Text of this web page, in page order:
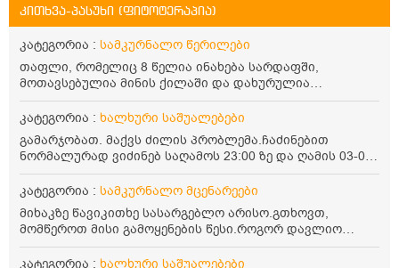
კითხვა-პასუხი (ფიტოტერაპია)
კატეგორია : სამკურნალო წერილები
თაფლი, რომელიც 8 წელია ინახება სარდაფში,
მოთავსებულია მინის ქილაში და დახურულია
პლასტმასის სახურავით. ექნება თუ არა შენარჩუნებული
სასარგებლო თვისებები და შეიძლება თუ არა მისი
მირთმევა? გმადლობთ.
კატეგორია : ხალხური საშუალებები
გამარჯობათ. მაქვს ძილის პრობლემა.ჩაძინებით
ნორმალურად ვიძინებ საღამოს 23:00 ზე და ღამის 03-00
ან 04:00 საათზე მეღვიძება და მერე ვერ ვიძინებ
ვერაფრით.რამე ხალხური საშუალება თუ არის ამ
პრობლემის მოსაგვარებლად
კატეგორია : სამკურნალო მცენარეები
მიხაკზე წავიკითხე სასარგებლო არისო.გთხოვთ,
მომწეროთ მისი გამოყენების წესი.როგორ დავლიო
მიხაკის ჩაი. ასევე მაინტერესებს ლეიკოციტები მაქვს
ოდნავ დაბალი და წავიკითხე ლეიკოციტების დონეს
კატეგორია : ხალხური საშუალებები